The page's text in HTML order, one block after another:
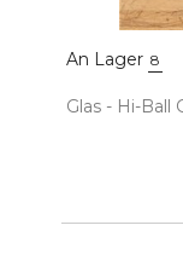
An Lager 8
Glas - Hi-Ball